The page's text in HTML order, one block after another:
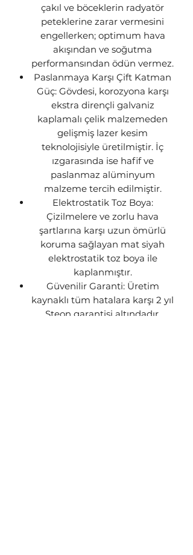
çakıl ve böceklerin radyatör
peteklerine zarar vermesini
engellerken; optimum hava
akışından ve soğutma
performansından ödün vermez.
Paslanmaya Karşı Çift Katman
Güç: Gövdesi, korozyona karşı
ekstra dirençli galvaniz
kaplamalı çelik malzemeden
gelişmiş lazer kesim
teknolojisiyle üretilmiştir. İç
ızgarasında ise hafif ve
paslanmaz alüminyum
malzeme tercih edilmiştir.
Elektrostatik Toz Boya:
Çizilmelere ve zorlu hava
şartlarına karşı uzun ömürlü
koruma sağlayan mat siyah
elektrostatik toz boya ile
kaplanmıştır.
Güvenilir Garanti: Üretim
kaynaklı tüm hatalara karşı 2 yıl
Steon garantisi altındadır.